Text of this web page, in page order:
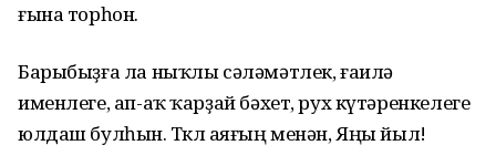
ғына торһон.
Барыбыҙға ла ныҡлы сәләмәтлек, ғаилә
именлеге, ап-аҡ ҡарҙай бәхет, рух күтәренкелеге
юлдаш булһын. Төклө аяғың менән, Яңы йыл!